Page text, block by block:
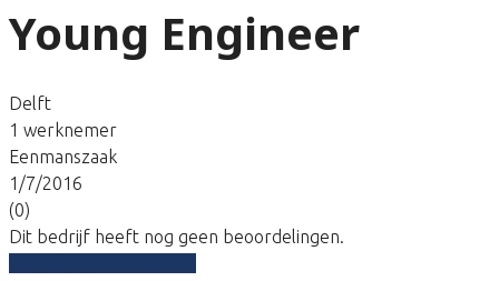
Young Engineer
Delft
1 werknemer
Eenmanszaak
1/7/2016
(0)
Dit bedrijf heeft nog geen beoordelingen.